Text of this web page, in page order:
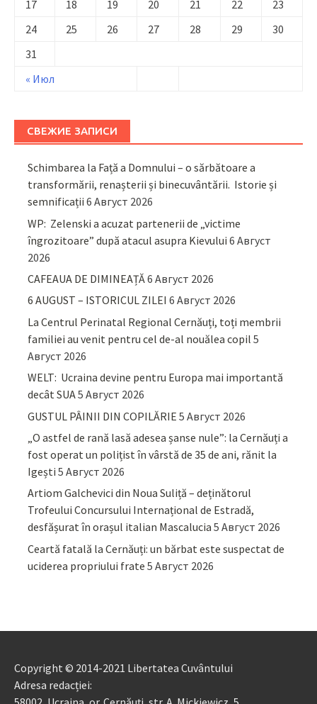
« Июл
17
18 19 20 21 22
23
24
25 26 27 28 29
30
31
СВЕЖИЕ ЗАПИСИ
Schimbarea la Față a Domnului – o sărbătoare a
transformării, renașterii și binecuvântării. Istorie și
semnificații 6 Август 2026
WP: Zelenski a acuzat partenerii de „victime
îngrozitoare” după atacul asupra Kievului 6 Август
2026
CAFEAUA DE DIMINEAȚĂ6 Август 2026
6 AUGUST – ISTORICUL ZILEI 6 Август 2026
La Centrul Perinatal Regional Cernăuți, toți membrii
familiei au venit pentru cel de-al nouălea copil 5
Август 2026
WELT: Ucraina devine pentru Europa mai importantă
decât SUA5 Август 2026
GUSTUL PÂINII DIN COPILĂRIE 5 Август 2026
„O astfel de rană lasă adesea șanse nule”: la Cernăuți a
fost operat un polițist în vârstă de 35 de ani, rănit la
Igești 5 Август 2026
Artiom Galchevici din Noua Suliță – deținătorul
Trofeului Concursului Internațional de Estradă,
desfășurat în orașul italian Mascalucia 5 Август 2026
Ceartă fatală la Cernăuți: un bărbat este suspectat de
uciderea propriului frate 5 Август 2026
Copyright © 2014-2021 Libertatea Cuvântului
Adresa redacției: